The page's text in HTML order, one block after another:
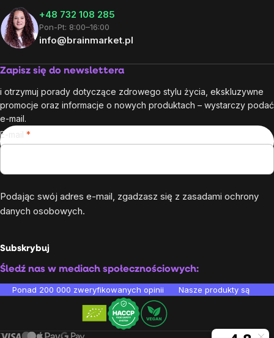
+48 732 108 285
Pon-Pt: 8:00–16:00
info@brainmarket.pl
Zapisz się do newslettera
i otrzymuj porady dotyczące zdrowego stylu życia, ekskluzywne
promocje oraz informacje o nowych produktach – wystarczy podać
e-mail.
E-mail
Podając swój adres e-mail, zgadzasz się z zasadami ochrony
danych osobowych.
Subskrybuj
Śledź nas w mediach społecznościowych:
Ponad 200 000 zweryfikowanych opinii Nasze produkty są